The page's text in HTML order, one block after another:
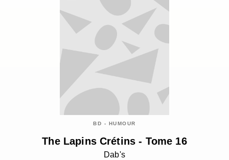
BD - HUMOUR
The Lapins Crétins - Tome 16
Dab's